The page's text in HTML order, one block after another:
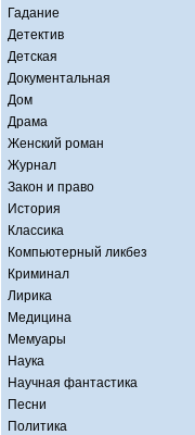
Гадание
Детектив
Детская
Документальная
Дом
Драма
Женский роман
Журнал
Закон и право
История
Классика
Компьютерный ликбез
Криминал
Лирика
Медицина
Мемуары
Наука
Научная фантастика
Песни
Политика